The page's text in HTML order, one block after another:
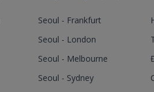
Seoul - Frankfurt
Seoul - London
Seoul - Melbourne
Seoul - Sydney